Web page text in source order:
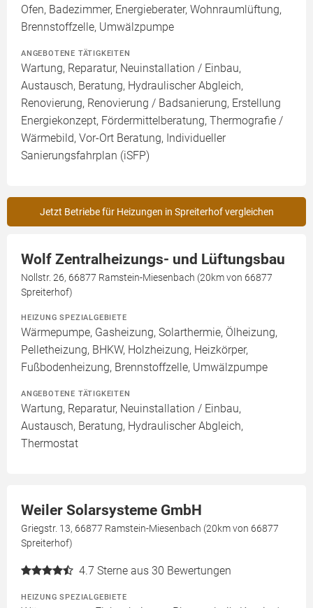
Ofen, Badezimmer, Energieberater, Wohnraumlüftung,
Brennstoffzelle, Umwälzpumpe
ANGEBOTENE TÄTIGKEITEN
Wartung, Reparatur, Neuinstallation / Einbau,
Austausch, Beratung, Hydraulischer Abgleich,
Renovierung, Renovierung / Badsanierung, Erstellung
Energiekonzept, Fördermittelberatung, Thermografie /
Wärmebild, Vor-Ort Beratung, Individueller
Sanierungsfahrplan (iSFP)
Jetzt Betriebe für Heizungen in Spreiterhof vergleichen
Wolf Zentralheizungs- und Lüftungsbau
Nollstr. 26, 66877 Ramstein-Miesenbach (20km von 66877
Spreiterhof)
HEIZUNG SPEZIALGEBIETE
Wärmepumpe, Gasheizung, Solarthermie, Ölheizung,
Pelletheizung, BHKW, Holzheizung, Heizkörper,
Fußbodenheizung, Brennstoffzelle, Umwälzpumpe
ANGEBOTENE TÄTIGKEITEN
Wartung, Reparatur, Neuinstallation / Einbau,
Austausch, Beratung, Hydraulischer Abgleich,
Thermostat
Weiler Solarsysteme GmbH
Griegstr. 13, 66877 Ramstein-Miesenbach (20km von 66877
Spreiterhof)
4.7 Sterne aus 30 Bewertungen
HEIZUNG SPEZIALGEBIETE